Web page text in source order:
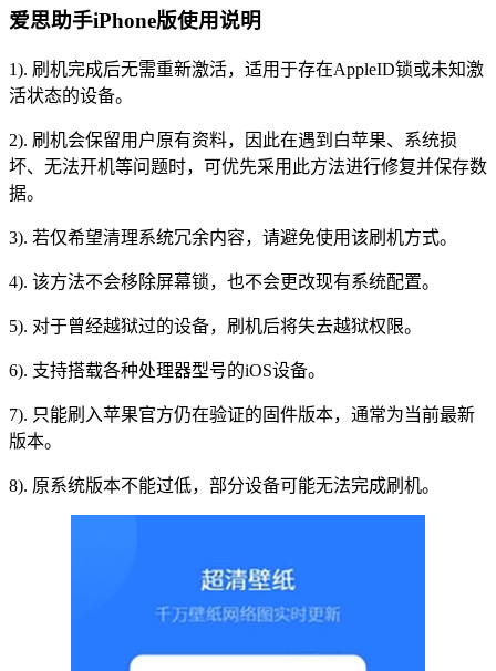
爱思助手iPhone版使用说明
1). 刷机完成后无需重新激活，适用于存在AppleID锁或未知激
活状态的设备。
2). 刷机会保留用户原有资料，因此在遇到白苹果、系统损
坏、无法开机等问题时，可优先采用此方法进行修复并保存数
据。
3). 若仅希望清理系统冗余内容，请避免使用该刷机方式。
4). 该方法不会移除屏幕锁，也不会更改现有系统配置。
5). 对于曾经越狱过的设备，刷机后将失去越狱权限。
6). 支持搭载各种处理器型号的iOS设备。
7). 只能刷入苹果官方仍在验证的固件版本，通常为当前最新
版本。
8). 原系统版本不能过低，部分设备可能无法完成刷机。